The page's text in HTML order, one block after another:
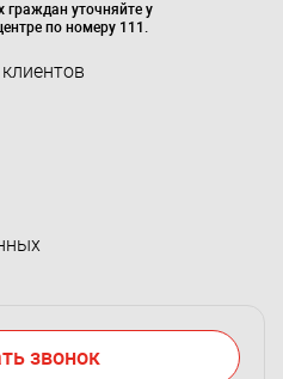
граждан уточняйте у
по номеру 111.
звонок